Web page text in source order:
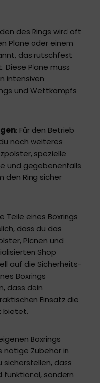
des Rings wird oft
Plane oder einem
das rutschfest
Diese Plane muss
intensiven
und Wettkampfs
: Für den Betrieb
noch weiteres
spezielle
und gegebenenfalls
den Ring sicher
Teile eines Boxrings
dass du das
Planen und
Shop
auf die Sicherheits-
Boxrings
dass dein
Einsatz die
bietet.
Boxrings
nötige Zubehör in
sicherstellen, dass
funktional, sondern